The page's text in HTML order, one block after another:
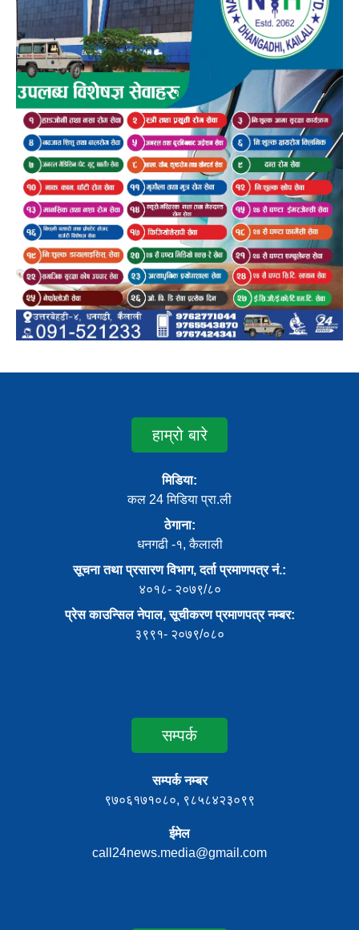
हाम्रो बारे
मिडिया:
कल 24 मिडिया प्रा.ली
ठेगाना:
धनगढी -१, कैलाली
सूचना तथा प्रसारण विभाग, दर्ता प्रमाणपत्र नं.:
४०१८- २०७९/८०
प्रेस काउन्सिल नेपाल, सूचीकरण प्रमाणपत्र नम्बर:
३९९१- २०७९/०८०
सम्पर्क
सम्पर्क नम्बर
९७०६१७१०८०, ९८५८४२३०९९
ईमेल
call24news.media@gmail.com